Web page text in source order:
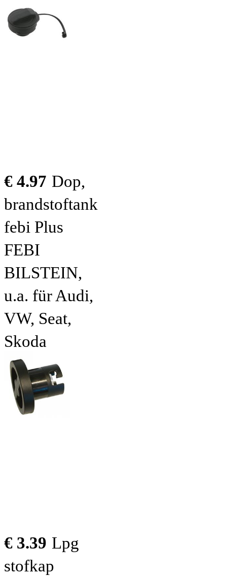
€ 4.97 Dop,
brandstoftank
febi Plus
FEBI
BILSTEIN,
u.a. für Audi,
VW, Seat,
Skoda
€ 3.39 Lpg
stofkap